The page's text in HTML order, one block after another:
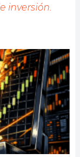
inversión.